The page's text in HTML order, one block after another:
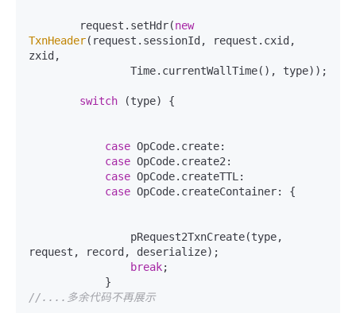
        request.setHdr(
new
TxnHeader(request.sessionId, request.cxid,
zxid,
switch (type) {
case OpCode.create:
case OpCode.create2:
case OpCode.createTTL:
case OpCode.createContainer: {
request, record, deserialize);
break;
//....多余代码不再展示